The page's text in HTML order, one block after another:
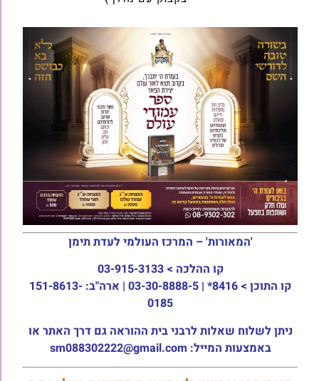
'המאורות' – המרכז העולמי לעדת תימן
קו ההלכה > 03-915-3133
קו התוכן >
8416* | 03-30-8888-5 | ארה"ב: 151-8613-
0185
ניתן לשלוח שאלות לרבני בית ההוראה גם דרך האתר או
באמצעות המייל: sm088302222@gmail.com